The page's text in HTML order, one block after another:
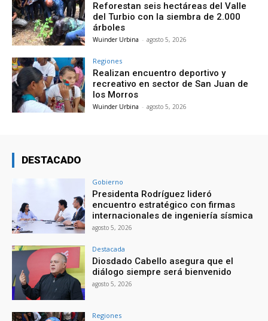
Reforestan seis hectáreas del Valle
del Turbio con la siembra de 2.000
árboles
Wuinder Urbina - agosto 5, 2026
Regiones
Realizan encuentro deportivo y
recreativo en sector de San Juan de
los Morros
Wuinder Urbina - agosto 5, 2026
DESTACADO
Gobierno
Presidenta Rodríguez lideró
encuentro estratégico con firmas
internacionales de ingeniería sísmica
agosto 5, 2026
Destacada
Diosdado Cabello asegura que el
diálogo siempre será bienvenido
agosto 5, 2026
Regiones